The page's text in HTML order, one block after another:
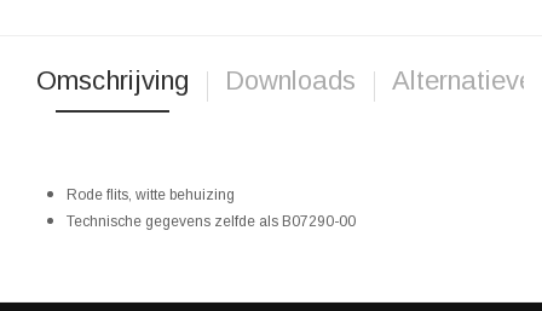
Omschrijving Downloads Alternatieve
Rode flits, witte behuizing
Technische gegevens zelfde als B07290-00